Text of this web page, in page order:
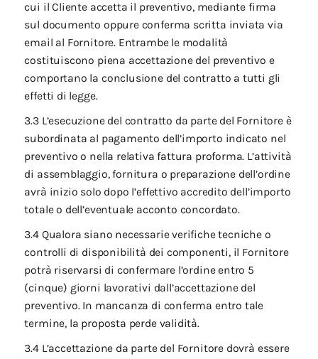
cui il Cliente accetta il preventivo, mediante firma
sul documento oppure conferma scritta inviata via
email al Fornitore. Entrambe le modalità
costituiscono piena accettazione del preventivo e
comportano la conclusione del contratto a tutti gli
effetti di legge.
3.3 L’esecuzione del contratto da parte del Fornitore è
subordinata al pagamento dell’importo indicato nel
preventivo o nella relativa fattura proforma. L’attività
di assemblaggio, fornitura o preparazione dell’ordine
avrà inizio solo dopo l’effettivo accredito dell’importo
totale o dell’eventuale acconto concordato.
3.4 Qualora siano necessarie verifiche tecniche o
controlli di disponibilità dei componenti, il Fornitore
potrà riservarsi di confermare l’ordine entro 5
(cinque) giorni lavorativi dall’accettazione del
preventivo. In mancanza di conferma entro tale
termine, la proposta perde validità.
3.4 L’accettazione da parte del Fornitore dovrà essere